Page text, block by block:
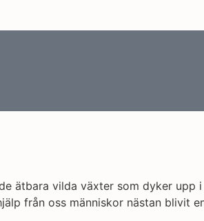
ätbara vilda växter som dyker upp
från oss människor nästan blivit